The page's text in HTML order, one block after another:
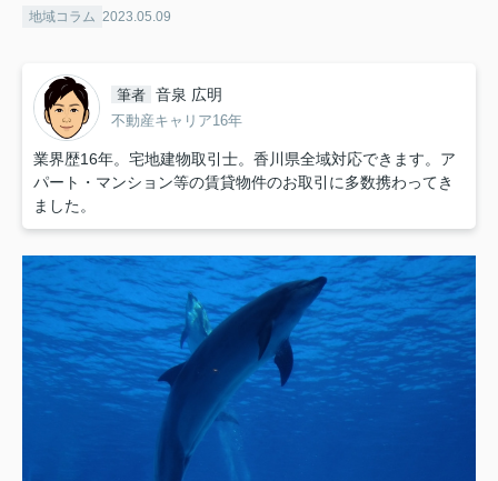
地域コラム 2023.05.09
筆者 音泉 広明
不動産キャリア16年
業界歴16年。宅地建物取引士。香川県全域対応できます。ア
パート・マンション等の賃貸物件のお取引に多数携わってき
ました。